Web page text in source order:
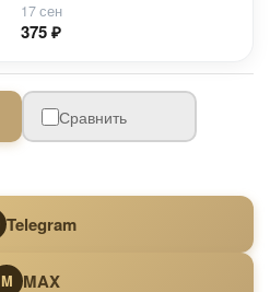
17 сен
375 ₽
Сравнить
Telegram
M MAX